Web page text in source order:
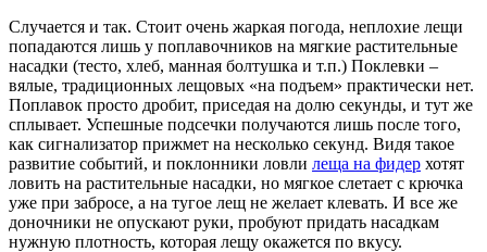
Случается и так. Стоит очень жаркая погода, неплохие лещи
попадаются лишь у поплавочников на мягкие растительные
насадки (тесто, хлеб, манная болтушка и т.п.) Поклевки –
вялые, традиционных лещовых «на подъем» практически нет.
Поплавок просто дробит, приседая на долю секунды, и тут же
сплывает. Успешные подсечки получаются лишь после того,
как сигнализатор прижмет на несколько секунд. Видя такое
развитие событий, и поклонники ловли леща на фидер хотят
ловить на растительные насадки, но мягкое слетает с крючка
уже при забросе, а на тугое лещ не желает клевать. И все же
доночники не опускают руки, пробуют придать насадкам
нужную плотность, которая лещу окажется по вкусу.